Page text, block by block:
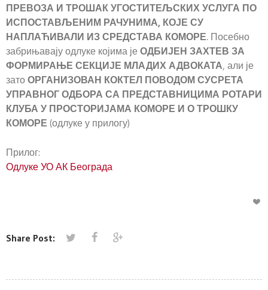
ПРЕВОЗА И ТРОШАК УГОСТИТЕЉСКИХ УСЛУГА ПО
ИСПОСТАВЉЕНИМ РАЧУНИМА, КОЈЕ СУ
НАПЛАЋИВАЛИ ИЗ СРЕДСТАВА КОМОРЕ. Посебно
забрињавају одлуке којима је ОДБИЈЕН ЗАХТЕВ ЗА
ФОРМИРАЊЕ СЕКЦИЈЕ МЛАДИХ АДВОКАТА, али је
зато ОРГАНИЗОВАН КОКТЕЛ ПОВОДОМ СУСРЕТА
УПРАВНОГ ОДБОРА СА ПРЕДСТАВНИЦИМА РОТАРИ
КЛУБА У ПРОСТОРИЈАМА КОМОРЕ И О ТРОШКУ
КОМОРЕ (одлуке у прилогу)
Прилог:
Одлуке УО АК Београда
Share Post: